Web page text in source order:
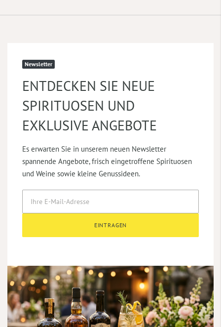
Newsletter
ENTDECKEN SIE NEUE
SPIRITUOSEN UND
EXKLUSIVE ANGEBOTE
Es erwarten Sie in unserem neuen Newsletter
spannende Angebote, frisch eingetroffene Spirituosen
und Weine sowie kleine Genussideen.
EINTRAGEN